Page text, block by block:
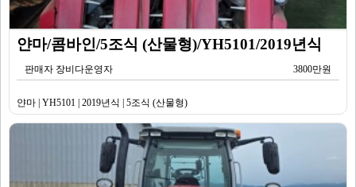
얀마/콤바인/5조식 (산물형)/YH5101/2019년식
판매자 장비다운영자 3800만원
얀마 | YH5101 | 2019년식 | 5조식 (산물형)